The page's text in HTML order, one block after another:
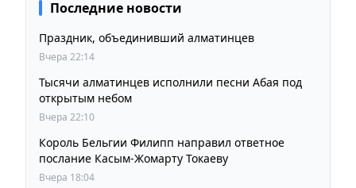
Последние новости
Праздник, объединивший алматинцев
Вчера 22:14
Тысячи алматинцев исполнили песни Абая под
открытым небом
Вчера 22:10
Король Бельгии Филипп направил ответное
послание Касым-Жомарту Токаеву
Вчера 18:04